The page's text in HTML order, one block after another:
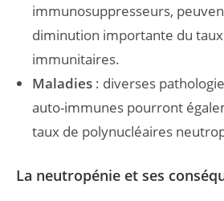
immunosuppresseurs,
diminution importante du
immunitaires.
Maladies : diverses
auto-immunes pourront
taux de polynucléaires
La neutropénie et ses